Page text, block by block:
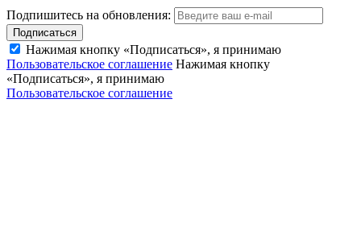
Подпишитесь на обновления:
Подписаться
Нажимая кнопку «Подписаться», я принимаю
Пользовательское соглашение Нажимая кнопку
«Подписаться», я принимаю
Пользовательское соглашение